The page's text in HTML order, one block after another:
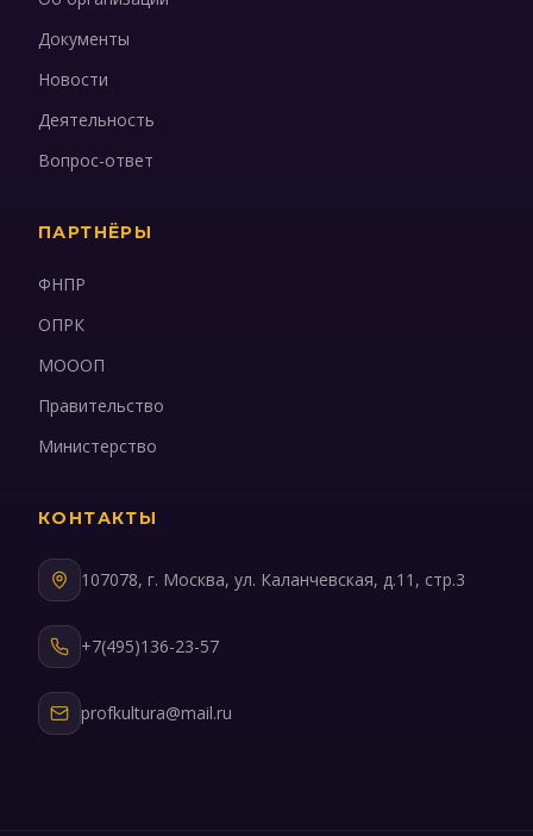
Документы
Новости
Деятельность
Вопрос-ответ
ПАРТНЁРЫ
ФНПР
ОПРК
МОООП
Правительство
Министерство
КОНТАКТЫ
107078, г. Москва, ул. Каланчевская, д.11, стр.3
+7(495)136-23-57
profkultura@mail.ru